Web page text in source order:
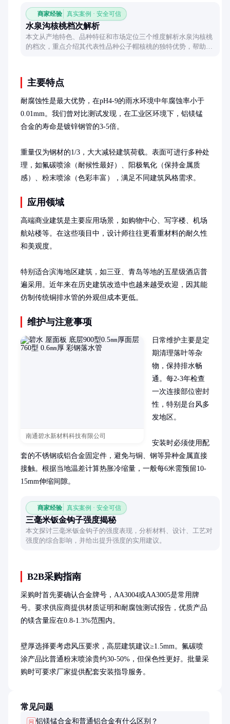
商家经验 真实案例 · 安全可信
水泉沟核桃档次解析
本文从产地特色、品种特征和市场定位三个维度解析水泉沟核桃
的档次，重点介绍其代表性品种公子帽核桃的独特优势，帮助读
主要特点
耐腐蚀性是最大优势，在pH4-9的雨水环境中年腐蚀率小于
0.01mm。我们曾对比测试发现，在工业区环境下，铝镁锰
合金的寿命是镀锌钢管的3-5倍。
重量仅为钢材的1/3，大大减轻建筑荷载。表面可进行多种处
理，如氟碳喷涂（耐候性最好）、阳极氧化（保持金属质
感）、粉末喷涂（色彩丰富），满足不同建筑风格需求。
应用领域
高端商业建筑是主要应用场景，如购物中心、写字楼、机场
航站楼等。在这些项目中，设计师往往更看重材料的耐久性
和美观度。
特别适合滨海地区建筑，如三亚、青岛等地的五星级酒店普
遍采用。近年来在历史建筑改造中也越来越受欢迎，因其能
仿制传统铜排水管的外观但成本更低。
维护与注意事项
南通碧水新材料科技有限公司
日常维护主要是定
期清理落叶等杂
物，保持排水畅
通。每2-3年检查
一次连接部位密封
性，特别是台风多
发地区。
安装时必须使用配
套的不锈钢或铝合金固定件，避免与铜、钢等异种金属直接
接触。根据当地温差计算热胀冷缩量，一般每6米需预留10-
15mm伸缩间隙。
商家经验 真实案例 · 安全可信
三毫米钣金钩子强度揭秘
本文探讨三毫米钣金钩子的强度表现，分析材料、设计、工艺对
强度的综合影响，并给出提升强度的实用建议。
B2B采购指南
采购时首先要确认合金牌号，AA3004或AA3005是常用牌
号。要求供应商提供材质证明和耐腐蚀测试报告，优质产品
的镁含量应在0.8-1.3%范围内。
壁厚选择要考虑风压要求，高层建筑建议≥1.5mm。氟碳喷
涂产品比普通粉末喷涂贵约30-50%，但保色性更好。批量采
购时可要求厂家提供配套安装指导服务。
常见问题
问 铝镁锰合金和普通铝合金有什么区别？